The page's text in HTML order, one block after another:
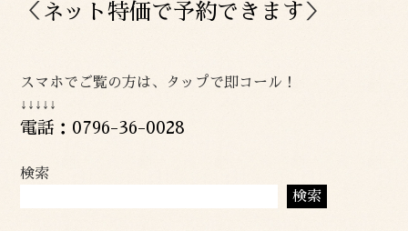
＜ ネット特価で予約できます ＞
スマホでご覧の方は、タップで即コール！
↓↓↓↓↓
電話：0796-36-0028
検索
検索